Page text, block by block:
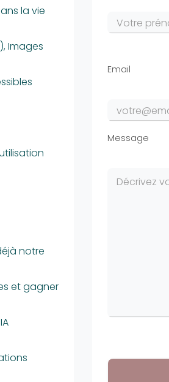
la vie
Images
notre
et gagner
Email
Message